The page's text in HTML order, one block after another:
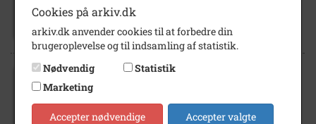
1.Knud Rasmussen 3.Stubbe Teglbjerg
4.Mogens Jensen 5.Thormod...
Hansen (Bagermester)
Cookies på arkiv.dk
arkiv.dk anvender cookies til at forbedre din
brugeroplevelse og til indsamling af statistik.
Nødvendig
Statistik
Marketing
Accepter nødvendige Accepter valgte